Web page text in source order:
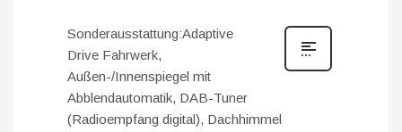
Sonderausstattung:Adaptive
Drive Fahrwerk,
Außen-/Innenspiegel mit
Abblendautomatik, DAB-Tuner
(Radioempfang digital), Dachhimmel